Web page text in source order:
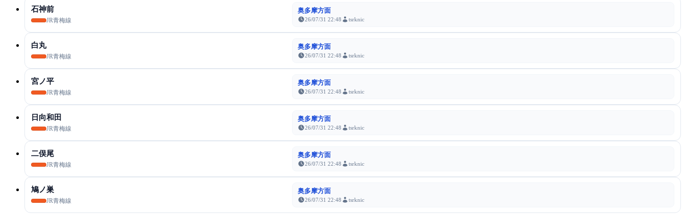
石神前
JR青梅線
奥多摩方面
26/07/31 22:48 tsrknic
白丸
JR青梅線
奥多摩方面
26/07/31 22:48 tsrknic
宮ノ平
JR青梅線
奥多摩方面
26/07/31 22:48 tsrknic
日向和田
JR青梅線
奥多摩方面
26/07/31 22:48 tsrknic
二俣尾
JR青梅線
奥多摩方面
26/07/31 22:48 tsrknic
鳩ノ巣
JR青梅線
奥多摩方面
26/07/31 22:48 tsrknic